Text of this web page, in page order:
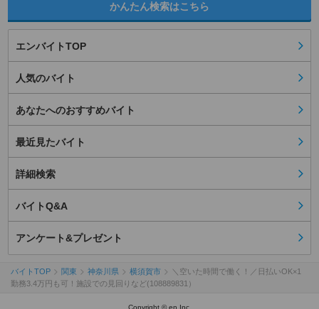
かんたん検索はこちら
エンバイトTOP
人気のバイト
あなたへのおすすめバイト
最近見たバイト
詳細検索
バイトQ&A
アンケート&プレゼント
バイトTOP 関東 神奈川県 横須賀市
＼空いた時間で働く！／日払いOK×1
勤務3.4万円も可！施設での見回りなど(108889831）
Copyright © en Inc.